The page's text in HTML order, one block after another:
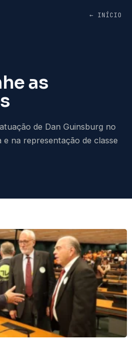
← INÍCIO
as
de Dan Guinsburg no
na representação de classe